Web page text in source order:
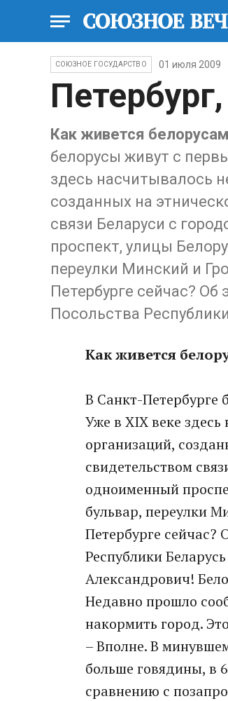
СОЮЗНОЕ ГОСУДАРСТВО 01 июля 2009
Как живется
белорусы живут с
здесь насчитывалось
созданных на
связи Беларуси с
проспект, улицы
переулки Минский и
Петербурге сейчас?
Посольства
Как живется
В Санкт-Петербурге
Уже в XIX веке здесь
организаций,
свидетельством
одноименный
бульвар, переулки
Петербурге сейчас?
Республики
Александрович!
Недавно прошло
накормить город.
– Вполне. В
больше говядины, в
сравнению с